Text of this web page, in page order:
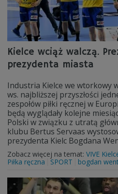
Kielce wciąż walczą.
prezydenta miasta
Industria Kielce we wtorkowy
ws. najbliższej przyszłości
zespołów piłki ręcznej w
będą wyglądały kolejne
Polski w związku z utratą
klubu Bertus Servaas
prezydenta Kielc Bogdana
Zobacz więcej na temat: VIVE
Piłka ręczna
SPORT bogdan